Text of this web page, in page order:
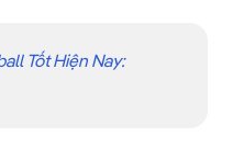
Tốt Hiện Nay: